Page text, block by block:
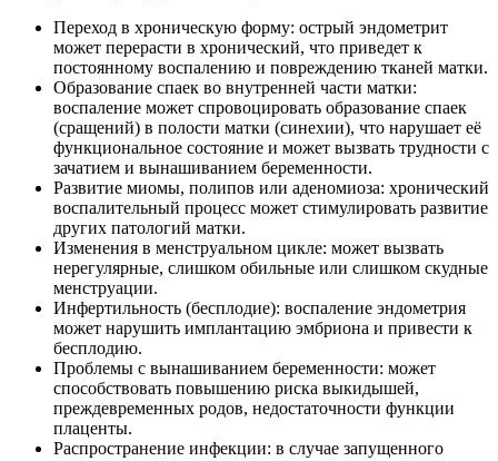
Переход в хроническую форму: острый эндометрит
может перерасти в хронический, что приведет к
постоянному воспалению и повреждению тканей матки.
Образование спаек во внутренней части матки:
воспаление может спровоцировать образование спаек
(сращений) в полости матки (синехии), что нарушает её
функциональное состояние и может вызвать трудности с
зачатием и вынашиванием беременности.
Развитие миомы, полипов или аденомиоза: хронический
воспалительный процесс может стимулировать развитие
других патологий матки.
Изменения в менструальном цикле: может вызвать
нерегулярные, слишком обильные или слишком скудные
менструации.
Инфертильность (бесплодие): воспаление эндометрия
может нарушить имплантацию эмбриона и привести к
бесплодию.
Проблемы с вынашиванием беременности: может
способствовать повышению риска выкидышей,
преждевременных родов, недостаточности функции
плаценты.
Распространение инфекции: в случае запущенного